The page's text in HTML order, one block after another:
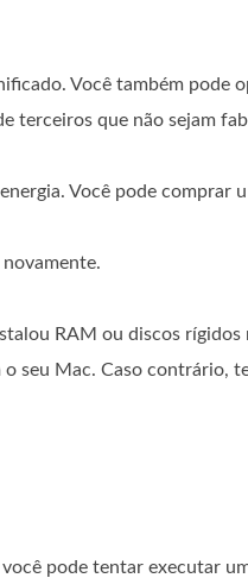
Você também pode
terceiros que não sejam
Você pode comprar
RAM ou discos
seu Mac. Caso contrário,
pode tentar executar